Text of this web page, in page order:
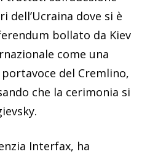
dell’Ucraina dove si è
bollato da Kiev
come una
del Cremlino,
che la cerimonia si
Interfax, ha